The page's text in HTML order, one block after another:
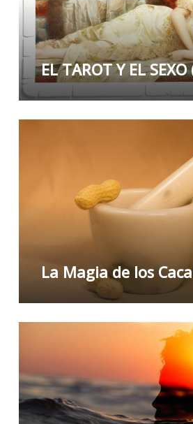
EL TAROT Y EL SEXO
La Magia de los